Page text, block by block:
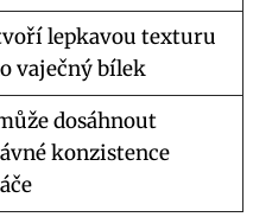
lepkavou texturu
vaječný bílek
dosáhnout
konzistence